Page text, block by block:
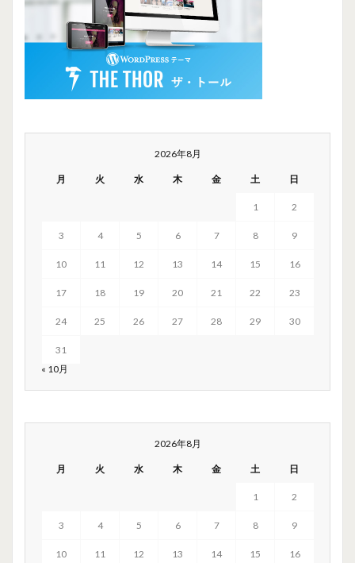
2026年8月
月 火 水 木 金 土 日
1 2
3 4 5 6 7 8 9
10 11 12 13 14 15 16
17 18 19 20 21 22 23
24 25 26 27 28 29 30
31
« 10月
2026年8月
月 火 水 木 金 土 日
1 2
3 4 5 6 7 8 9
10 11 12 13 14 15 16